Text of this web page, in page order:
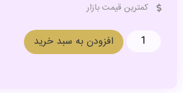
کمترین قیمت بازار
افزودن به سبد خرید